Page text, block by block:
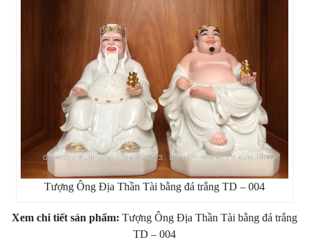
Tượng Ông Địa Thần Tài bằng đá trắng TD – 004
Xem chi tiết sản phẩm: Tượng Ông Địa Thần Tài bằng đá trắng
TD – 004